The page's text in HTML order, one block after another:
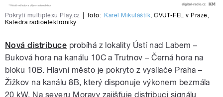
Pokrytí multiplexu Play.cz foto: Karel Mikuláštík,ČVUT-FEL v Praze,
Katedra radioelektroniky
Nová distribuce probíhá z lokality Ústí nad Labem –
Buková hora na kanálu 10C a Trutnov – Černá hora na
bloku 10B. Hlavní město je pokryto z vysílače Praha –
Žižkov na kanálu 8B, který disponuje výkonem bezmála
20 kW. Na severu Moravy zajišťuje distribuci signálu